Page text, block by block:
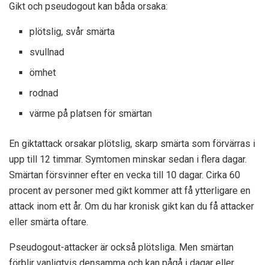
Gikt och pseudogout kan båda orsaka:
plötslig, svår smärta
svullnad
ömhet
rodnad
värme på platsen för smärtan
En giktattack orsakar plötslig, skarp smärta som förvärras i
upp till 12 timmar. Symtomen minskar sedan i flera dagar.
Smärtan försvinner efter en vecka till 10 dagar. Cirka 60
procent av personer med gikt kommer att få ytterligare en
attack inom ett år. Om du har kronisk gikt kan du få attacker
eller smärta oftare.
Pseudogout-attacker är också plötsliga. Men smärtan